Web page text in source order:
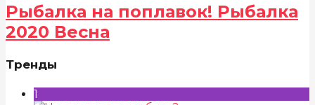
Рыбалка на поплавок! Рыбалка
2020 Весна
Тренды
1